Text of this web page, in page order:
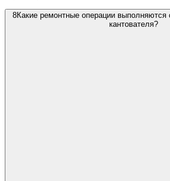
8Какие ремонтные операции выполняются
кантователя?